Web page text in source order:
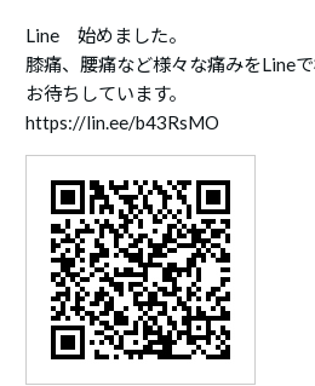
Line 始めました。
膝痛、腰痛など様々な痛みをLine
お待ちしています。
https://lin.ee/b43RsMO